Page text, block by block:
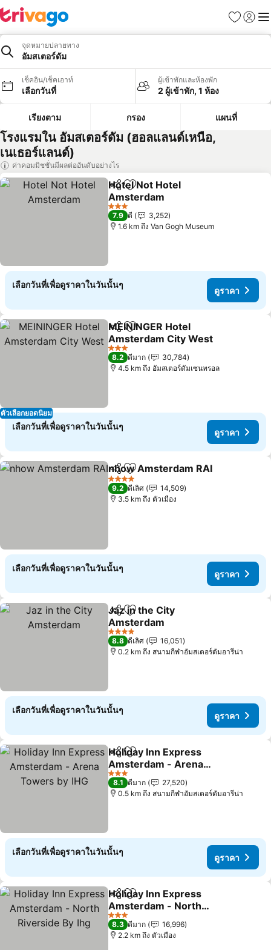
รายการโป
เข้าสู่ร
เมนู
จุดหมายปลายทาง
อัมสเตอร์ดัม
เช็คอิน/เช็คเอาท์
เลือกวันที่
ผู้เข้าพักและห้องพัก
2 ผู้เข้าพัก, 1 ห้อง
เรียงตาม กรอง แผนที่
โรงแรมใน อัมสเตอร์ดัม (ฮอลแลนด์เหนือ,
เนเธอร์แลนด์)
ค่าคอมมิชชั่นมีผลต่ออันดับอย่างไร
แชร์ เพิ่มในรายการโปรด
Hotel Not Hotel
Amsterdam
3 ดาว
7.9 ดี
3,252
1.6 km ถึง Van Gogh Museum
เลือกวันที่เพื่อดูราคาในวันนั้นๆ
ดูราคา
ตัวเลือกยอดนิยม
แชร์ เพิ่มในรายการโปรด
MEININGER Hotel
Amsterdam City West
3 ดาว
8.2 ดีมาก
30,784
4.5 km ถึง อัมสเตอร์ดัมเซนทรอล
เลือกวันที่เพื่อดูราคาในวันนั้นๆ
ดูราคา
แชร์ เพิ่มในรายการโปรด
nhow Amsterdam RAI
4 ดาว
9.2 ดีเลิศ
14,509
3.5 km ถึง ตัวเมือง
เลือกวันที่เพื่อดูราคาในวันนั้นๆ
ดูราคา
แชร์ เพิ่มในรายการโปรด
Jaz in the City
Amsterdam
4 ดาว
8.8 ดีเลิศ
16,051
0.2 km ถึง สนามกีฬาอัมสเตอร์ดัมอารีน่า
เลือกวันที่เพื่อดูราคาในวันนั้นๆ
ดูราคา
แชร์ เพิ่มในรายการโปรด
Holiday Inn Express
Amsterdam - Arena
Towers by IHG
3 ดาว
8.1 ดีมาก
27,520
0.5 km ถึง สนามกีฬาอัมสเตอร์ดัมอารีน่า
เลือกวันที่เพื่อดูราคาในวันนั้นๆ
ดูราคา
แชร์ เพิ่มในรายการโปรด
Holiday Inn Express
Amsterdam - North
Riverside By Ihg
3 ดาว
8.3 ดีมาก
16,996
2.2 km ถึง ตัวเมือง